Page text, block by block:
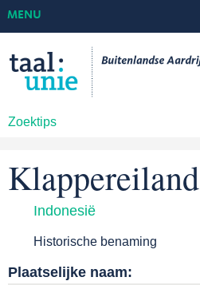
Zoektips
MENU
Klappereiland
Indonesië
Historische benaming
Plaatselijke naam: